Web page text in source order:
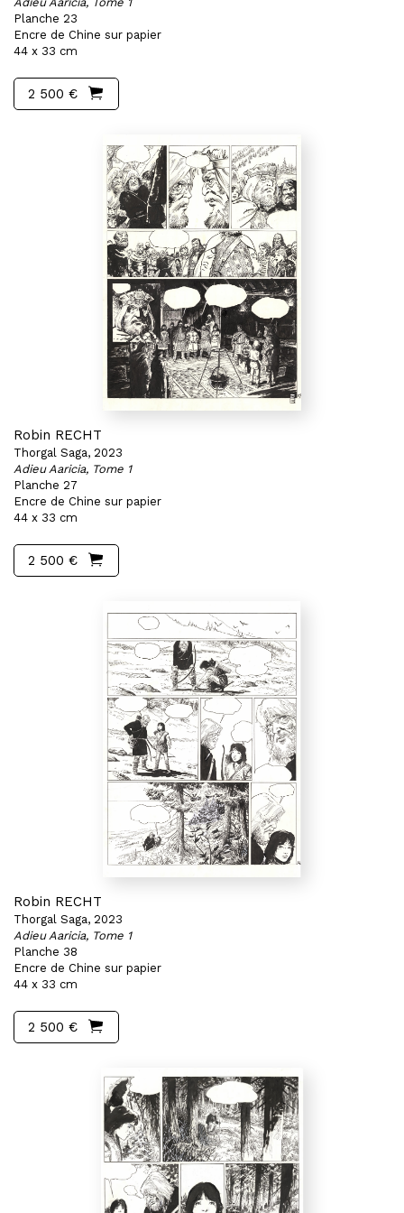
Planche 23
Encre de Chine sur papier
44 x 33 cm
2 500 €
Robin RECHT
Thorgal Saga, 2023
Adieu Aaricia, Tome 1
Planche 27
Encre de Chine sur papier
44 x 33 cm
2 500 €
Robin RECHT
Thorgal Saga, 2023
Adieu Aaricia, Tome 1
Planche 38
Encre de Chine sur papier
44 x 33 cm
2 500 €